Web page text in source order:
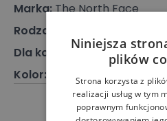
Marka:The North Face
Rodzaj
Dla kogo
Dla niego, Dla niej
Kolor:
Niniejsza
plików
Strona korzysta z
realizacji usług w tym
poprawnym